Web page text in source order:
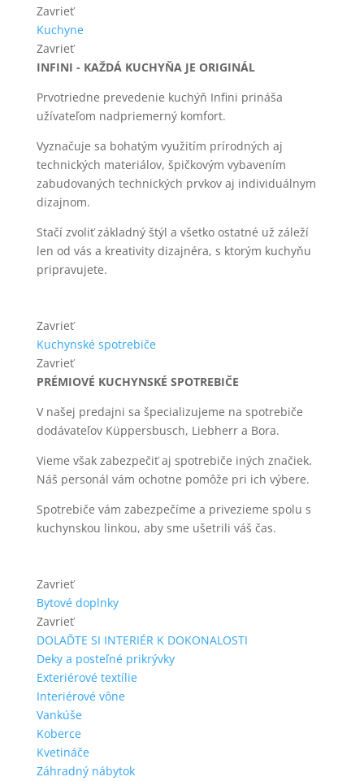
Zavrieť
Kuchyne
Zavrieť
INFINI - KAŽDÁ KUCHYŇA JE ORIGINÁL
Prvotriedne prevedenie kuchýň Infini prináša
užívateľom nadpriemerný komfort.
Vyznačuje sa bohatým využitím prírodných aj
technických materiálov, špičkovým vybavením
zabudovaných technických prvkov aj individuálnym
dizajnom.
Stačí zvoliť základný štýl a všetko ostatné už záleží
len od vás a kreativity dizajnéra, s ktorým kuchyňu
pripravujete.
Zavrieť
Kuchynské spotrebiče
Zavrieť
PRÉMIOVÉ KUCHYNSKÉ SPOTREBIČE
V našej predajni sa špecializujeme na spotrebiče
dodávateľov Küppersbusch, Liebherr a Bora.
Vieme však zabezpečiť aj spotrebiče iných značiek.
Náš personál vám ochotne pomôže pri ich výbere.
Spotrebiče vám zabezpečíme a privezieme spolu s
kuchynskou linkou, aby sme ušetrili váš čas.
Zavrieť
Bytové doplnky
Zavrieť
DOLAĎTE SI INTERIÉR K DOKONALOSTI
Deky a posteľné prikrývky
Exteriérové textílie
Interiérové vône
Vankúše
Koberce
Kvetináče
Záhradný nábytok